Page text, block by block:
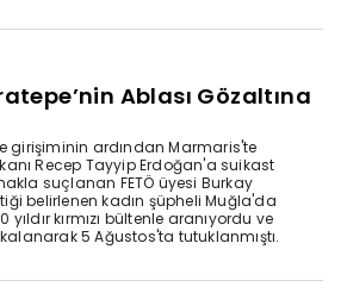
Ablası Gözaltına
girişiminin ardından Marmaris'te
Recep Tayyip Erdoğan'a suikast
suçlanan FETÖ üyesi Burkay
belirlenen kadın şüpheli Muğla'da
yıldır kırmızı bültenle aranıyordu ve
5 Ağustos'ta tutuklanmıştı.